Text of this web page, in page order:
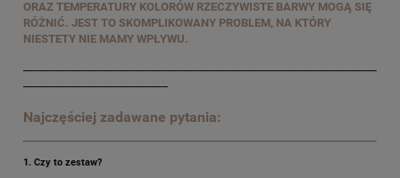
ORAZ TEMPERATURY KOLORÓW RZECZYWISTE BARWY MOGĄ SIĘ
RÓŻNIĆ. JEST TO SKOMPLIKOWANY PROBLEM, NA KTÓRY
NIESTETY NIE MAMY WPŁYWU.
Najczęściej zadawane pytania:
1. Czy to zestaw?